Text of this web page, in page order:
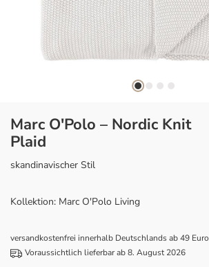
Marc O'Polo – Nordic Knit
Plaid
skandinavischer Stil
Kollektion: Marc O'Polo Living
versandkostenfrei innerhalb Deutschlands ab 49 Euro
Voraussichtlich lieferbar ab 8. August 2026